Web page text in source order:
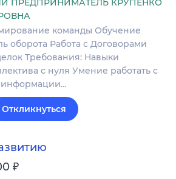
ПРЕДПРИНИМАТЕЛЬ КРУПЕНКО
команды Обучение
оборота Работа с Договорами
Требования: Навыки
с нуля Умение работать с
Откликнуться
₽